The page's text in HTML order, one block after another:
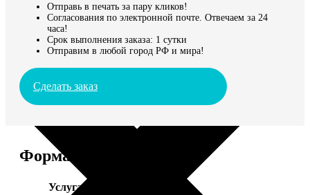
Отправь в печать за пару кликов!
Согласования по электронной почте. Отвечаем за 24
часа!
Срок выполнения заказа: 1 сутки
Отправим в любой город РФ и мира!
Сделать заказ
Форматы и цены
Услуга